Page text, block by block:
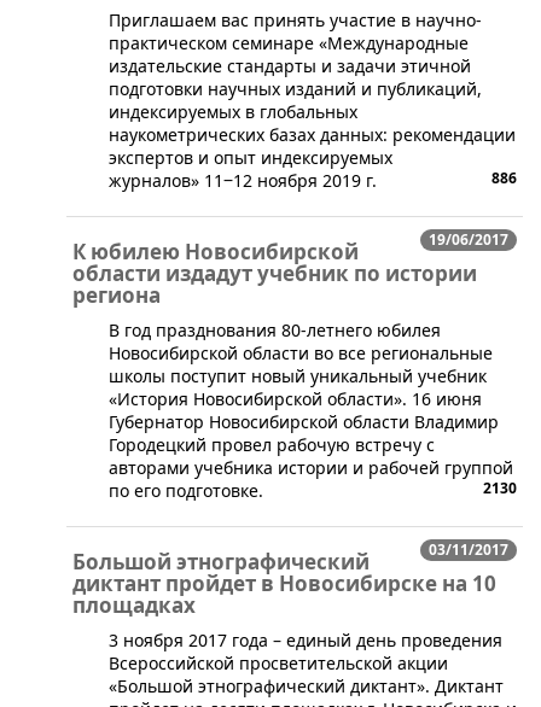
​Приглашаем вас принять участие в научно-
практическом семинаре «Международные
издательские стандарты и задачи этичной
подготовки научных изданий и публикаций,
индексируемых в глобальных
наукометрических базах данных: рекомендации
экспертов и опыт индексируемых
журналов» 11‒12 ноября 2019 г.
886
19/06/2017
К юбилею Новосибирской
области издадут учебник по истории
региона
​​В год празднования 80-летнего юбилея
Новосибирской области во все региональные
школы поступит новый уникальный учебник
«История Новосибирской области». 16 июня
Губернатор Новосибирской области Владимир
Городецкий провел рабочую встречу с
авторами учебника истории и рабочей группой
по его подготовке.
2130
03/11/2017
Большой этнографический
диктант пройдет в Новосибирске на 10
площадках
​​3 ноября 2017 года – единый день проведения
Всероссийской просветительской акции
«Большой этнографический диктант». Диктант